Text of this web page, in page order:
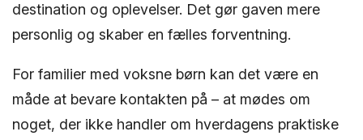
destination og oplevelser. Det gør gaven mere
personlig og skaber en fælles forventning.
For familier med voksne børn kan det være en
måde at bevare kontakten på – at mødes om
noget, der ikke handler om hverdagens praktiske